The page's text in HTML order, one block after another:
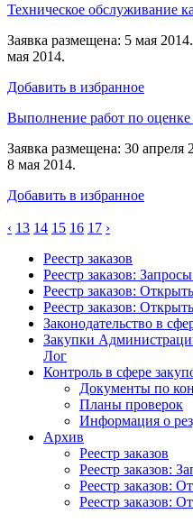
Техническое обслуживание
Заявка размещена: 5 мая
мая 2014.
Добавить в избранное
Выполнение работ по
Заявка размещена: 30 апреля
8 мая 2014.
Добавить в избранное
‹ 13 14 15 16 17 ›
Реестр заказов
Реестр заказов:
Реестр заказов:
Реестр заказов:
Законодательство в
Закупки
Лог
Контроль в сфере
Документы по
Планы проверок
Информация о
Архив
Реестр заказов
Реестр заказов:
Реестр заказов:
Реестр заказов: